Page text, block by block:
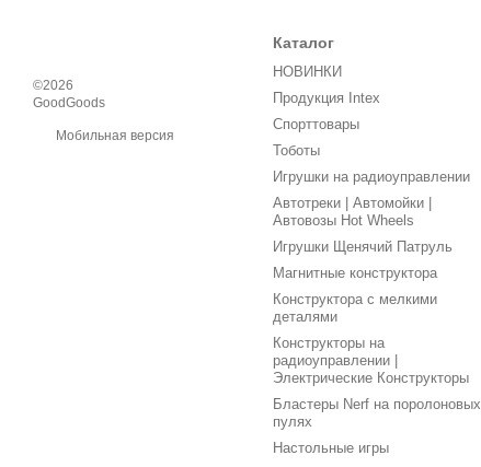
©2026
GoodGoods
Мобильная версия
Каталог
НОВИНКИ
Продукция Intex
Спорттовары
Тоботы
Игрушки на радиоуправлении
Автотреки | Автомойки |
Автовозы Hot Wheels
Игрушки Щенячий Патруль
Магнитные конструктора
Конструктора с мелкими
деталями
Конструкторы на
радиоуправлении |
Электрические Конструкторы
Бластеры Nerf на поролоновых
пулях
Настольные игры